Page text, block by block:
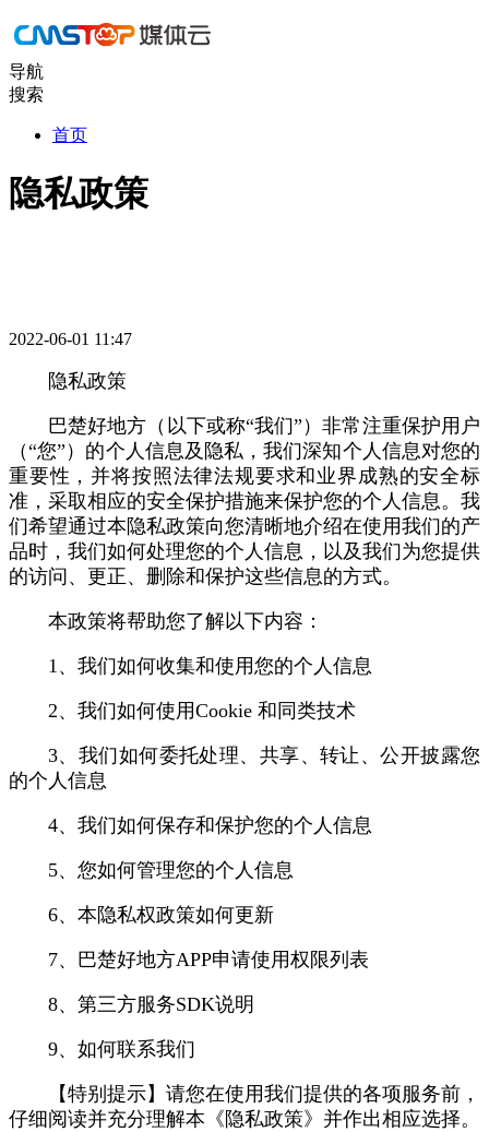
导航
搜索
首页
隐私政策
2022-06-01 11:47
隐私政策
巴楚好地方（以下或称“我们”）非常注重保护用户
（“您”）的个人信息及隐私，我们深知个人信息对您的
重要性，并将按照法律法规要求和业界成熟的安全标
准，采取相应的安全保护措施来保护您的个人信息。我
们希望通过本隐私政策向您清晰地介绍在使用我们的产
品时，我们如何处理您的个人信息，以及我们为您提供
的访问、更正、删除和保护这些信息的方式。
本政策将帮助您了解以下内容：
1、我们如何收集和使用您的个人信息
2、我们如何使用Cookie 和同类技术
3、我们如何委托处理、共享、转让、公开披露您
的个人信息
4、我们如何保存和保护您的个人信息
5、您如何管理您的个人信息
6、本隐私权政策如何更新
7、巴楚好地方APP申请使用权限列表
8、第三方服务SDK说明
9、如何联系我们
【特别提示】请您在使用我们提供的各项服务前，
仔细阅读并充分理解本《隐私政策》并作出相应选择。